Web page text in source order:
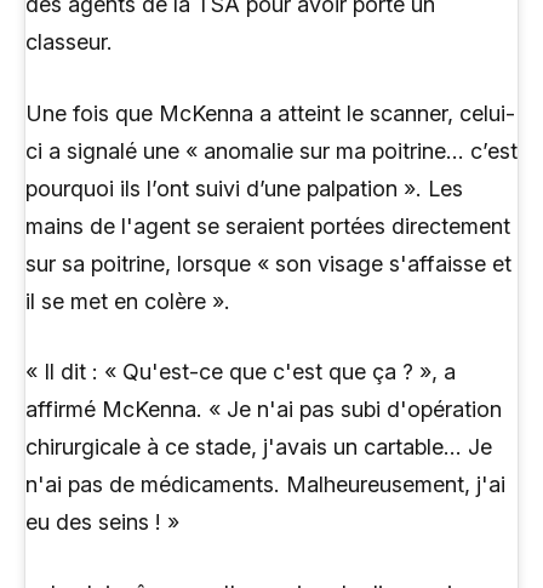
classeur.
Une fois que McKenna a atteint le scanner, celui-
ci a signalé une « anomalie sur ma poitrine… c’est
pourquoi ils l’ont suivi d’une palpation ». Les
mains de l'agent se seraient portées directement
sur sa poitrine, lorsque « son visage s'affaisse et
il se met en colère ».
« Il dit : « Qu'est-ce que c'est que ça ? », a
affirmé McKenna. « Je n'ai pas subi d'opération
chirurgicale à ce stade, j'avais un cartable… Je
n'ai pas de médicaments. Malheureusement, j'ai
eu des seins ! »